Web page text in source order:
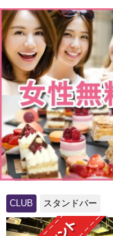
CLUB スタンドバー